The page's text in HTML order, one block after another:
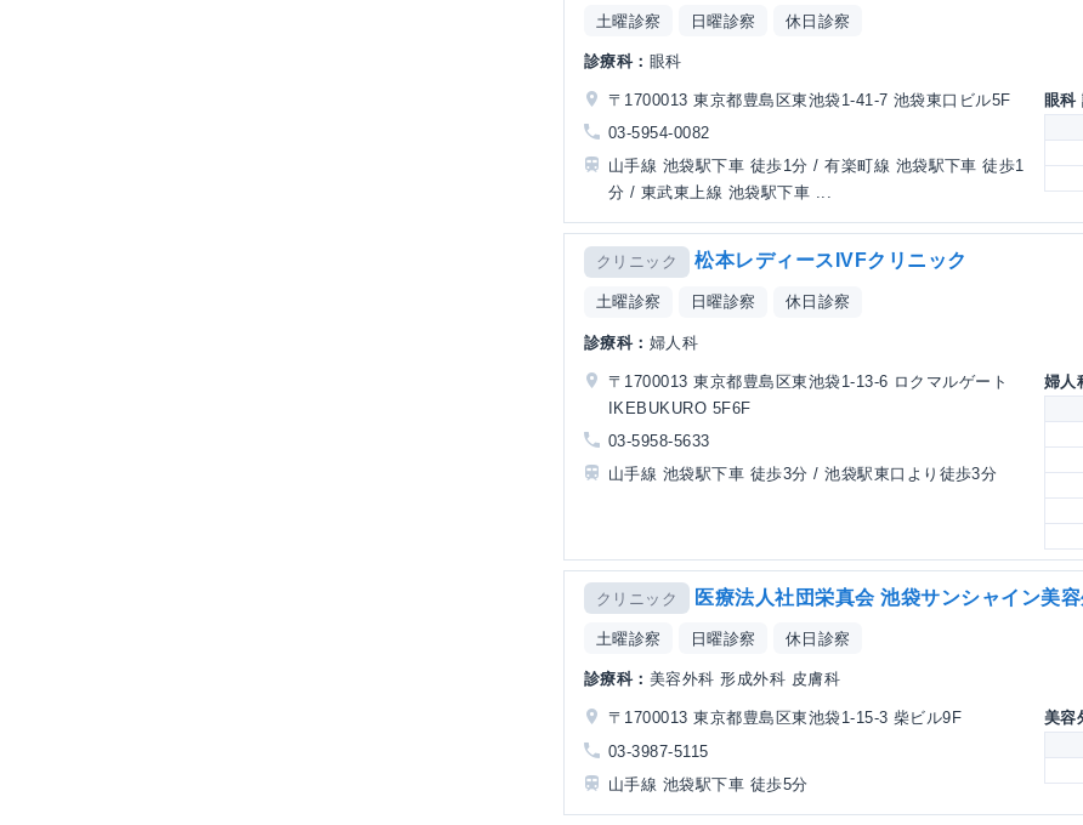
土曜診察 日曜診察 休日診察
診療科： 眼科
〒1700013 東京都豊島区東池袋1-41-7 池袋東口ビル5F
03-5954-0082
山手線 池袋駅下車 徒歩1分 / 有楽町線 池袋駅下車 徒歩1
分 / 東武東上線 池袋駅下車 ...
眼科
クリニック 松本レディースIVFクリニック
土曜診察 日曜診察 休日診察
診療科： 婦人科
〒1700013 東京都豊島区東池袋1-13-6 ロクマルゲート
IKEBUKURO 5F6F
03-5958-5633
山手線 池袋駅下車 徒歩3分 / 池袋駅東口より徒歩3分
婦人
クリニック 医療法人社団栄真会 池袋サンシャイン美
土曜診察 日曜診察 休日診察
診療科： 美容外科 形成外科 皮膚科
〒1700013 東京都豊島区東池袋1-15-3 柴ビル9F
03-3987-5115
山手線 池袋駅下車 徒歩5分
美容